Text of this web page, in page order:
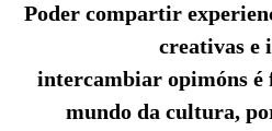
Poder compartir
creativas e
intercambiar opimóns é
mundo da cultura,